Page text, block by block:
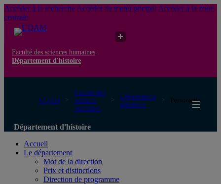
Accéder à la recherche Accéder au menu pricipal Accéder à la zone
centrale
Faculté des sciences humaines
Département d'histoire
UQAM
Faculté des
sciences
humaines
Département
d'histoire
Personnel
Département d'histoire
Accueil
Le département
Mot de la direction
Prix et distinctions
Direction de programme